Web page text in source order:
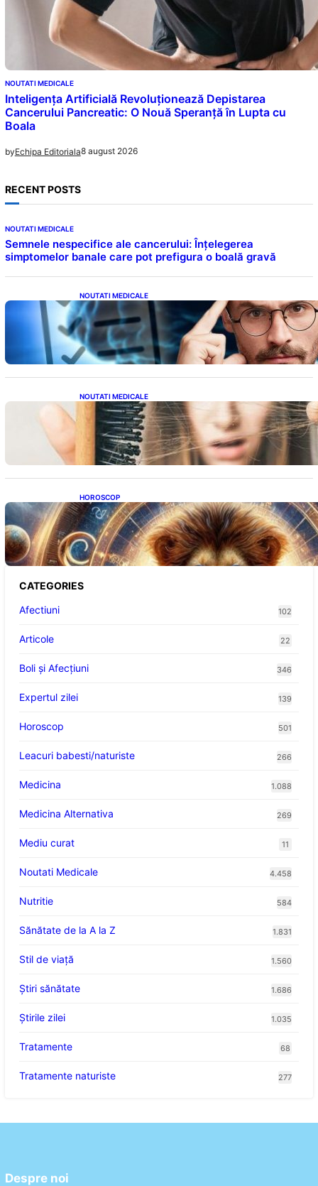
NOUTATI MEDICALE
Inteligența Artificială Revoluționează Depistarea
Cancerului Pancreatic: O Nouă Speranță în Lupta cu
Boala
byEchipa Editoriala8 august 2026
RECENT POSTS
NOUTATI MEDICALE
Semnele nespecifice ale cancerului: Înțelegerea
simptomelor banale care pot prefigura o boală gravă
NOUTATI MEDICALE
Inteligența dincolo de note: Semnele unui IQ
ridicat care nu țin de școală
NOUTATI MEDICALE
Semnele unei deficiențe de proteine:
Impactul asupra sănătății tale
HOROSCOP
Portalul Leului 8/8: Oportunități de
Abundență pentru Cinci Zodii în 2026
CATEGORIES
Afectiuni
102
Articole 22
Boli și Afecțiuni 346
Expertul zilei 139
Horoscop 501
Leacuri babesti/naturiste 266
Medicina 1.088
Medicina Alternativa 269
Mediu curat 11
Noutati Medicale 4.458
Nutritie 584
Sănătate de la A la Z 1.831
Stil de viaţă 1.560
Ştiri sănătate 1.686
Știrile zilei 1.035
Tratamente 68
Tratamente naturiste 277
Despre noi